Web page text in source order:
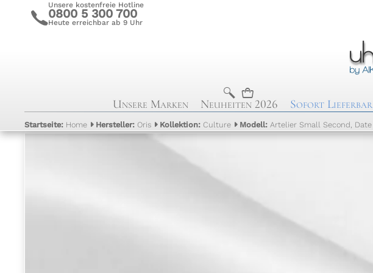
c
Unsere kostenfreie Hotline
0800 5 300 700
Heute erreichbar ab 9 Uhr
b n
Unsere Marken Neuheiten 2026 Sofort Lieferbar
Startseite: Home Hersteller: Oris Kollektion: Culture Modell:Artelier Small Second, Date